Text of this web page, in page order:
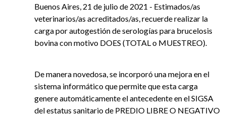
Buenos Aires, 21 de julio de 2021 - Estimados/as
veterinarios/as acreditados/as, recuerde realizar la
carga por autogestión de serologías para brucelosis
bovina con motivo DOES (TOTAL o MUESTREO).
De manera novedosa, se incorporó una mejora en el
sistema informático que permite que esta carga
genere automáticamente el antecedente en el SIGSA
del estatus sanitario de PREDIO LIBRE O NEGATIVO